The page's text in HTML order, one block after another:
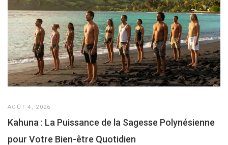
AOÛT 4, 2026
Kahuna : La Puissance de la Sagesse Polynésienne
pour Votre Bien-être Quotidien